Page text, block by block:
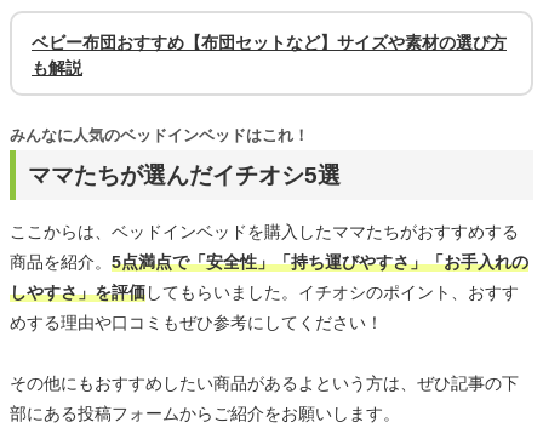
ベビー布団おすすめ【布団セットなど】サイズや素材の選び方
も解説
ママたちが選んだイチオシ5選
みんなに人気のベッドインベッドはこれ！
ここからは、ベッドインベッドを購入したママたちがおすすめする
商品を紹介。 5点満点で「安全性」「持ち運びやすさ」「お手入れの
しやすさ」を評価してもらいました。イチオシのポイント、おすす
めする理由や口コミもぜひ参考にしてください！
その他にもおすすめしたい商品があるよという方は、ぜひ記事の下
部にある投稿フォームからご紹介をお願いします。